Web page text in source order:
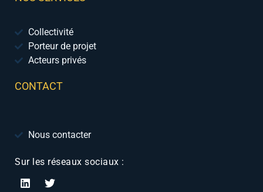
Collectivité
Porteur de projet
Acteurs privés
CONTACT
Nous contacter
Sur les réseaux sociaux :